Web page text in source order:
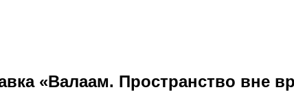
«Валаам. Пространство вне